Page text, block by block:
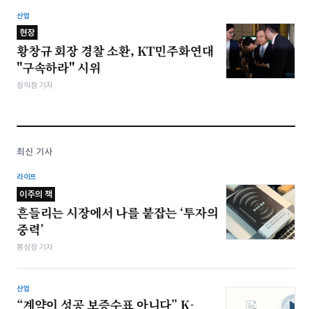
산업
현장
황창규 회장 경찰 소환, KT민주화연대
"구속하라" 시위
장익창 기자
최신 기사
라이프
이주의 책
흔들리는 시장에서 나를 붙잡는 ‘투자의
중력’
봉성창 기자
산업
“계약이 성공 보증수표 아니다” K-